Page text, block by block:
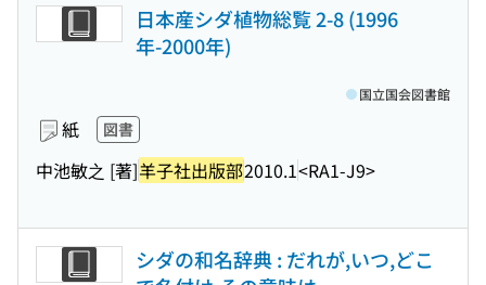
日本産シダ植物総覧 2-8 (1996
年-2000年)
紙 図書
中池敏之 [著]羊子社出版部2010.1<RA1-J9>
国立国会図書館
シダの和名辞典 : だれが,いつ,どこ